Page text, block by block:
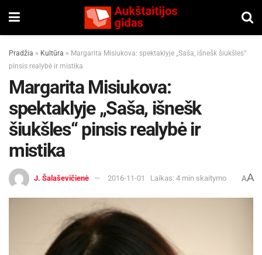
Pradžia » Kultūra » Margarita Misiukova: spektaklyje „Saša, išnešk šiukšles“
pinsis realybė ir mistika
Margarita Misiukova:
spektaklyje „Saša, išnešk
šiukšles“ pinsis realybė ir
mistika
J. Šalaševičienė 2016-11-01 Laikas: 4 min skaitymo AA